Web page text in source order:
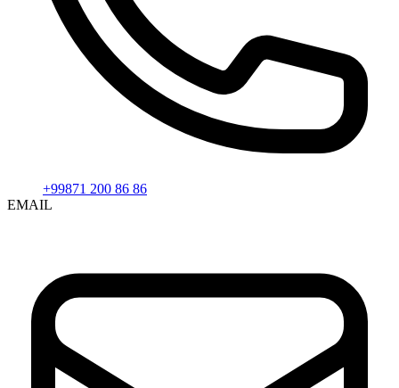
+99871 200 86 86
EMAIL